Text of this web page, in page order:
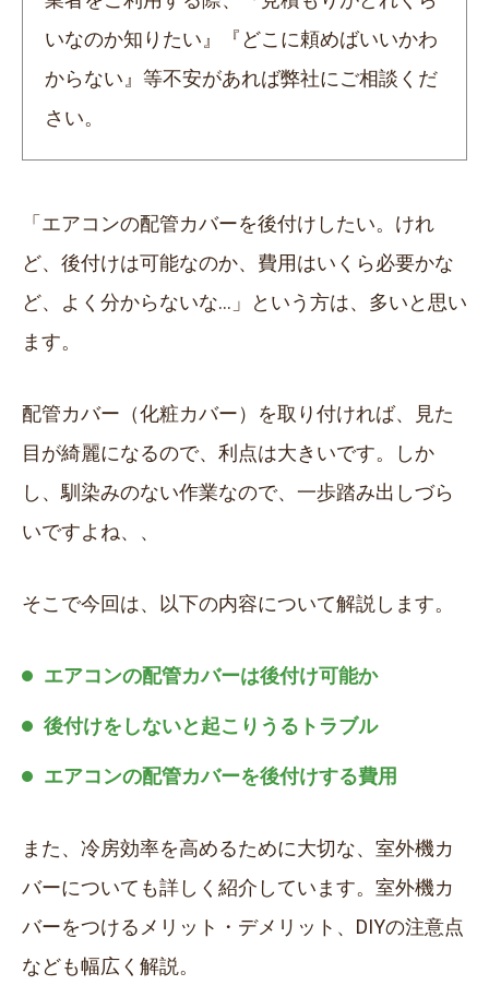
いなのか知りたい』『どこに頼めばいいかわ
からない』等不安があれば弊社にご相談くだ
さい。
「エアコンの配管カバーを後付けしたい。けれ
ど、後付けは可能なのか、費用はいくら必要かな
ど、よく分からないな…」という方は、多いと思い
ます。
配管カバー（化粧カバー）を取り付ければ、見た
目が綺麗になるので、利点は大きいです。しか
し、馴染みのない作業なので、一歩踏み出しづら
いですよね、、
そこで今回は、以下の内容について解説します。
エアコンの配管カバーは後付け可能か
後付けをしないと起こりうるトラブル
エアコンの配管カバーを後付けする費用
また、冷房効率を高めるために大切な、室外機カ
バーについても詳しく紹介しています。室外機カ
バーをつけるメリット・デメリット、DIYの注意点
なども幅広く解説。